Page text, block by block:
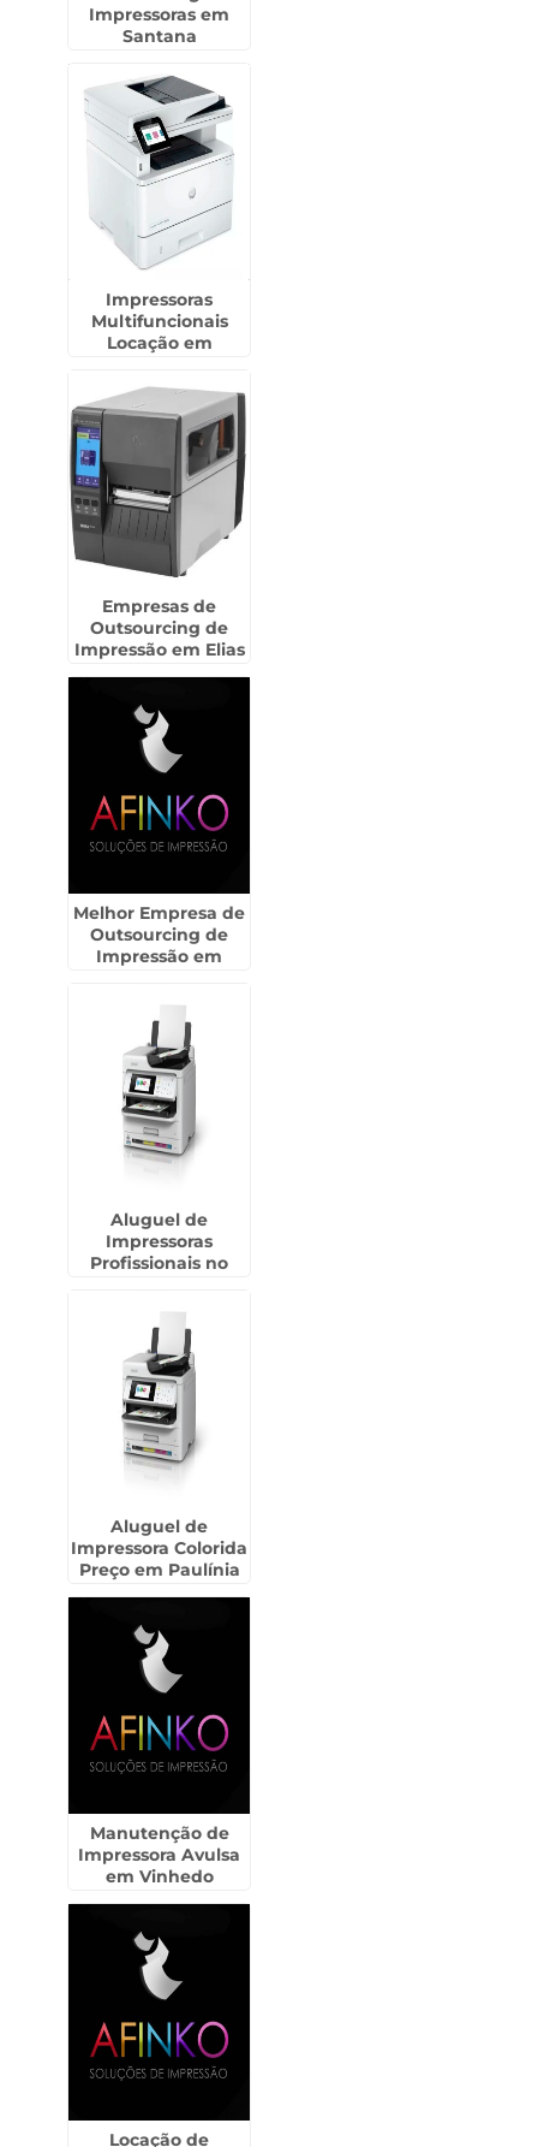
Impressoras em
Santana
Impressoras
Multifuncionais
Locação em
Empresas de
Outsourcing de
Impressão em Elias
Melhor Empresa de
Outsourcing de
Impressão em
Aluguel de
Impressoras
Profissionais no
Aluguel de
Impressora Colorida
Preço em Paulínia
Manutenção de
Impressora Avulsa
em Vinhedo
Locação de